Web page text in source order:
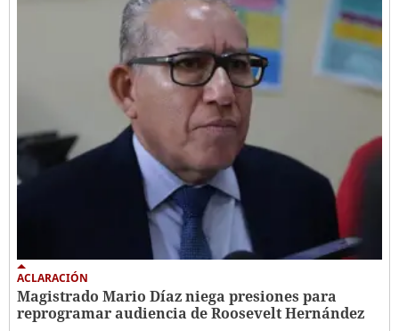
ACLARACIÓN
Magistrado Mario Díaz niega presiones para
reprogramar audiencia de Roosevelt Hernández